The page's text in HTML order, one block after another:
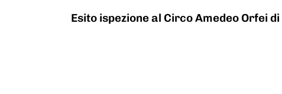
Esito ispezione al Circo Amedeo Orfei